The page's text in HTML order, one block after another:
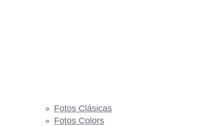
Fotos Clásicas
Fotos Colors